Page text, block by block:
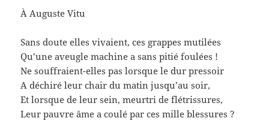
À Auguste Vitu
Sans doute elles vivaient, ces grappes mutilées
Qu’une aveugle machine a sans pitié foulées !
Ne souffraient-elles pas lorsque le dur pressoir
A déchiré leur chair du matin jusqu’au soir,
Et lorsque de leur sein, meurtri de flétrissures,
Leur pauvre âme a coulé par ces mille blessures ?